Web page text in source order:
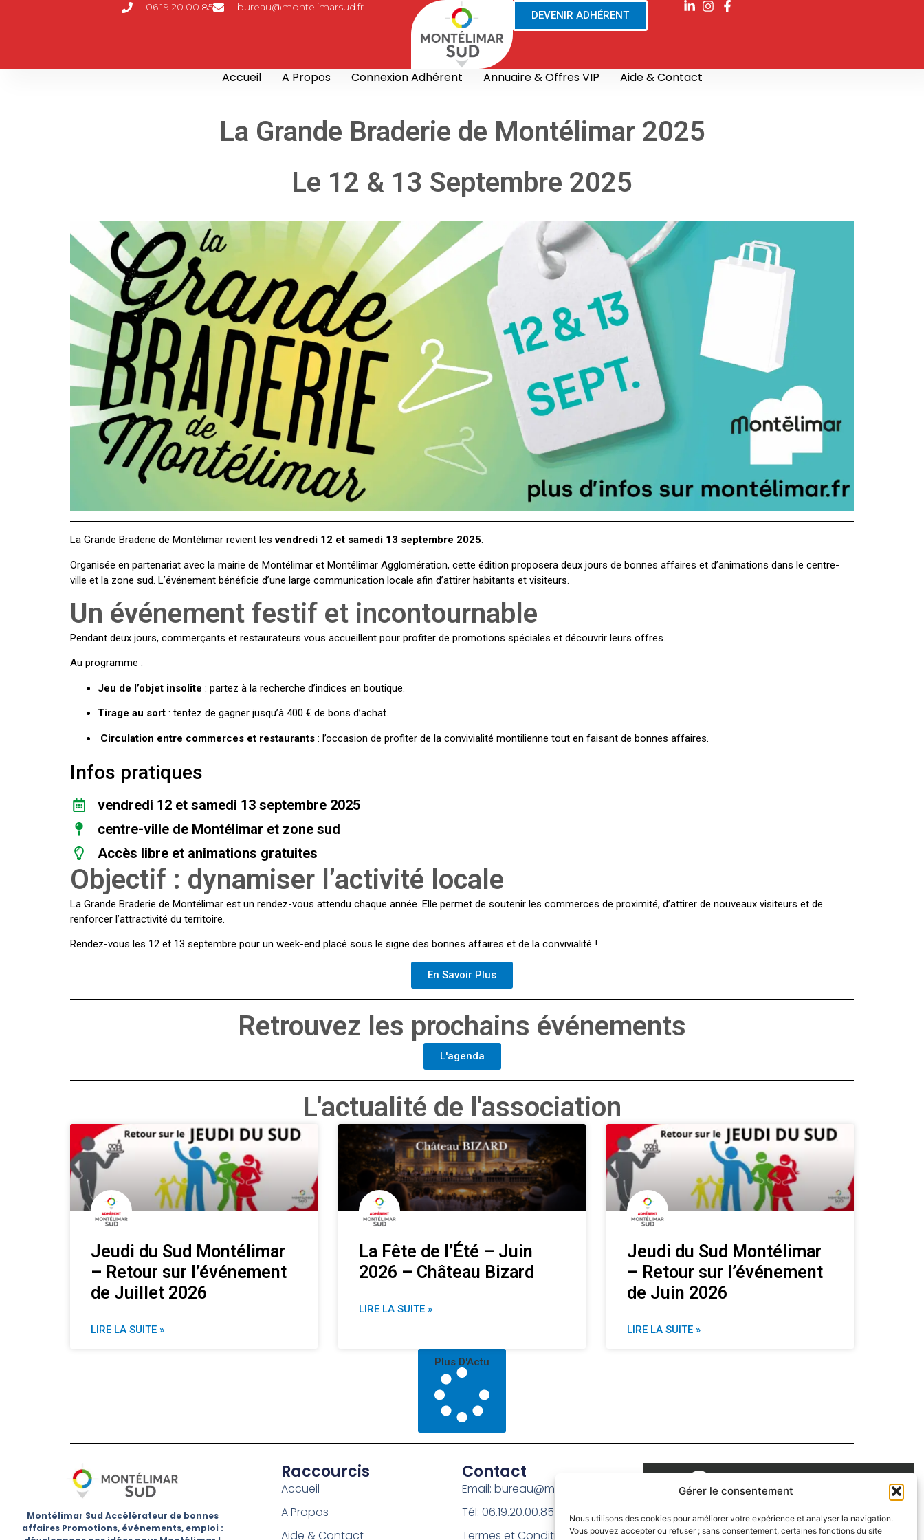
Gérer le consentement
Nous utilisons des cookies pour améliorer votre expérience et analyser la navigation.
Vous pouvez accepter ou refuser ; sans consentement, certaines fonctions du site
06.19.20.00.85 bureau@montelimarsud.fr
DEVENIR ADHÉRENT
Accueil A Propos Connexion Adhérent Annuaire & Offres VIP Aide & Contact
La Grande Braderie de Montélimar 2025
Le 12 & 13 Septembre 2025
La Grande Braderie de Montélimar revient lesvendredi 12 et samedi 13 septembre 2025.
Organisée en partenariat avec la mairie de Montélimar et Montélimar Agglomération, cette édition proposera deux jours de bonnes affaires et d’animations dans le centre-
ville et la zone sud. L’événement bénéficie d’une large communication locale afin d’attirer habitants et visiteurs.
Un événement festif et incontournable
Pendant deux jours, commerçants et restaurateurs vous accueillent pour profiter de promotions spéciales et découvrir leurs offres.
Au programme :
Jeu de l’objet insolite : partez à la recherche d’indices en boutique.
Tirage au sort : tentez de gagner jusqu’à 400 € de bons d’achat.
Circulation entre commerces et restaurants : l’occasion de profiter de la convivialité montilienne tout en faisant de bonnes affaires.
Infos pratiques
vendredi 12 et samedi 13 septembre 2025
centre-ville de Montélimar et zone sud
Accès libre et animations gratuites
Objectif : dynamiser l’activité locale
La Grande Braderie de Montélimar est un rendez-vous attendu chaque année. Elle permet de soutenir les commerces de proximité, d’attirer de nouveaux visiteurs et de
renforcer l’attractivité du territoire.
Rendez-vous les 12 et 13 septembre pour un week-end placé sous le signe des bonnes affaires et de la convivialité !
En Savoir Plus
Retrouvez les prochains événements
L'agenda
L'actualité de l'association
Jeudi du Sud Montélimar
– Retour sur l’événement
de Juillet 2026
LIRE LA SUITE »
La Fête de l’Été – Juin
2026 – Château Bizard
LIRE LA SUITE »
Jeudi du Sud Montélimar
– Retour sur l’événement
de Juin 2026
LIRE LA SUITE »
Plus D'Actu
Montélimar Sud Accélérateur de bonnes
affaires Promotions, événements, emploi :
Raccourcis
Accueil
A Propos
Aide & Contact
Contact
Email: bureau@montelimarsud.fr
Tél: 06.19.20.00.85
Termes et Conditions